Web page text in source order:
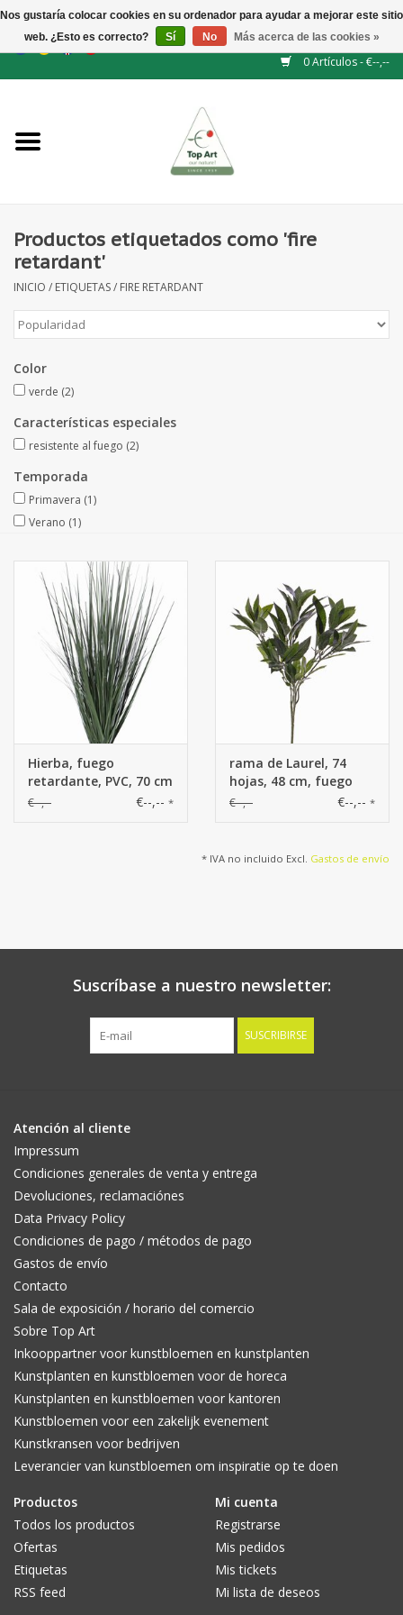
GBP/CHF /BGN/
0 Artículos - €--,--
NUEVO
Flores artificiales
plantas artificiales
Rama de hojas / bayas
Fruta artificial
decoración
Coronas de flores
Productos etiquetados como 'fire
retardant'
INICIO / ETIQUETAS/ FIRE RETARDANT
Color
verde (2)
Características especiales
resistente al fuego (2)
Temporada
Primavera (1)
Verano (1)
Hierba, fuego
retardante, PVC, 70 cm
€--,-- €--,-- *
rama de Laurel, 74
hojas, 48 cm, fuego
retardante
€--,-- €--,-- *
* IVA no incluido Excl. Gastos de envío
Suscríbase a nuestro newsletter:
SUSCRIBIRSE
Atención al cliente
Impressum
Condiciones generales de venta y entrega
Devoluciones, reclamaciónes
Data Privacy Policy
Condiciones de pago / métodos de pago
Gastos de envío
Contacto
Sala de exposición / horario del comercio
Sobre Top Art
Inkooppartner voor kunstbloemen en kunstplanten
Kunstplanten en kunstbloemen voor de horeca
Kunstplanten en kunstbloemen voor kantoren
Kunstbloemen voor een zakelijk evenement
Kunstkransen voor bedrijven
Leverancier van kunstbloemen om inspiratie op te doen
Productos
Todos los productos
Ofertas
Etiquetas
RSS feed
Mi cuenta
Registrarse
Mis pedidos
Mis tickets
Mi lista de deseos
Nos gustaría colocar cookies en su ordenador para ayudar a mejorar este sitio
web. ¿Esto es correcto?
Sí No Más acerca de las cookies »